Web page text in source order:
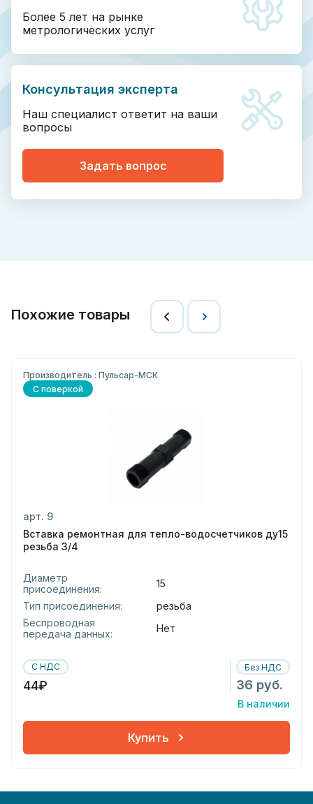
Более 5 лет на рынке
метрологических услуг
Консультация эксперта
Наш специалист ответит на ваши
вопросы
Задать вопрос
Похожие товары
Производитель : Пульсар-МСК
С поверкой
арт. 9
Вставка ремонтная для тепло-водосчетчиков ду15
резьба 3/4
Диаметр
присоединения:
15
Тип присоединения:
резьба
Беспроводная
передача данных:
Нет
С НДС
44₽
Без НДС
36 руб.
В наличии
Купить